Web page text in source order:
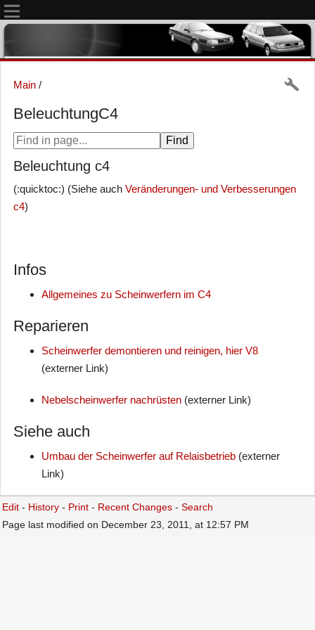
Main /
BeleuchtungC4
Beleuchtung c4
(:quicktoc:) (Siehe auch Veränderungen- und Verbesserungen
c4)
Infos
Allgemeines zu Scheinwerfern im C4
Reparieren
Scheinwerfer demontieren und reinigen, hier V8
(externer Link)
Nebelscheinwerfer nachrüsten (externer Link)
Siehe auch
Umbau der Scheinwerfer auf Relaisbetrieb (externer
Link)
Edit - History - Print - Recent Changes - Search
Page last modified on December 23, 2011, at 12:57 PM